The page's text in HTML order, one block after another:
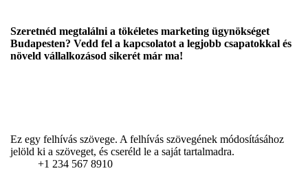
Szeretnéd megtalálni a tökéletes marketing ügynökséget
Budapesten? Vedd fel a kapcsolatot a legjobb csapatokkal és
növeld vállalkozásod sikerét már ma!
Ez egy felhívás szövege. A felhívás szövegének módosításához
jelöld ki a szöveget, és cseréld le a saját tartalmadra.
+1 234 567 8910